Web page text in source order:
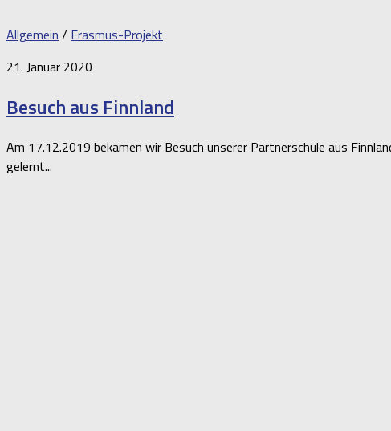
Allgemein / Erasmus-Projekt
21. Januar 2020
Besuch aus Finnland
Am 17.12.2019 bekamen wir Besuch unserer Partnerschule aus
gelernt...